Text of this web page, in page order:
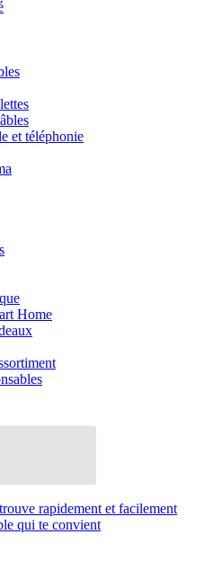
et téléphonie
Home
rapidement et facilement
qui te convient